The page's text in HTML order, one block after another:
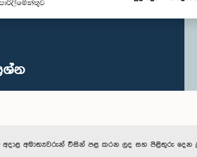
අදාළ අමාත්‍යවරුන් විසින් පළ කරන ලද සහ පිළිතුරු